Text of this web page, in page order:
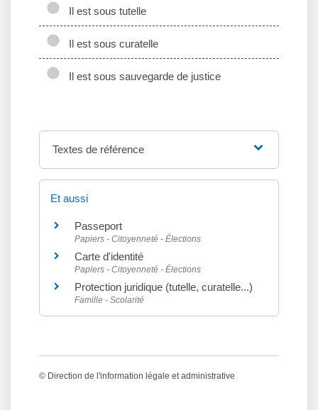
Il est sous tutelle
Il est sous curatelle
Il est sous sauvegarde de justice
Textes de référence
Et aussi
Passeport
Papiers - Citoyenneté - Élections
Carte d'identité
Papiers - Citoyenneté - Élections
Protection juridique (tutelle, curatelle...)
Famille - Scolarité
© Direction de l'information légale et administrative